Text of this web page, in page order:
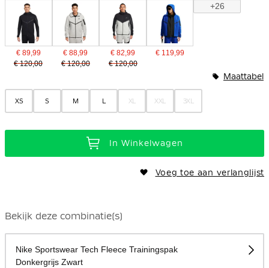
€ 89,99
€ 120,00
€ 88,99
€ 120,00
€ 82,99
€ 120,00
€ 119,99
+26
XS S M L XL XXL 3XL
Maattabel
In Winkelwagen
Voeg toe aan verlanglijst
Bekijk deze combinatie(s)
Nike Sportswear Tech Fleece Trainingspak
Donkergrijs Zwart